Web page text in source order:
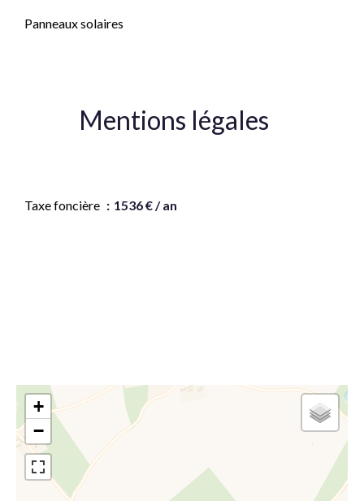
Panneaux solaires
Mentions légales
Taxe foncière 1536 € / an
+
−